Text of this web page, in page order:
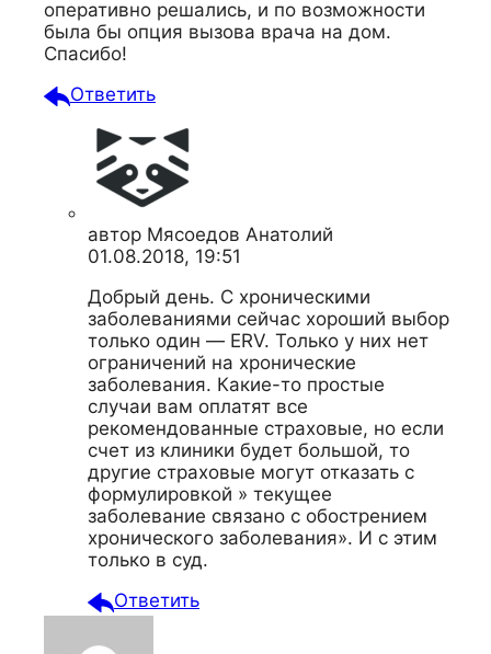
оперативно решались, и по возможности
была бы опция вызова врача на дом.
Спасибо!
Ответить
автор Мясоедов Анатолий
01.08.2018, 19:51
Добрый день. С хроническими
заболеваниями сейчас хороший выбор
только один — ERV. Только у них нет
ограничений на хронические
заболевания. Какие-то простые
случаи вам оплатят все
рекомендованные страховые, но если
счет из клиники будет большой, то
другие страховые могут отказать с
формулировкой » текущее
заболевание связано с обострением
хронического заболевания». И с этим
только в суд.
Ответить